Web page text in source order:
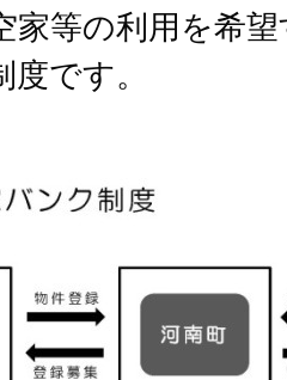
家等の利用を希
です。